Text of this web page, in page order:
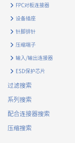
FPC对板连接器
设备插座
针脚排针
压缩端子
输入/输出连接器
ESD保护芯片
过滤搜索
系列搜索
配合连接器搜索
压缩搜索